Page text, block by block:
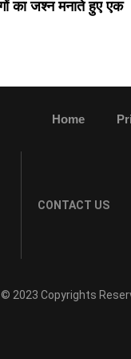
का जश्न मनाते हुए एक
Home
CONTACT US
© 2023 Copyrights